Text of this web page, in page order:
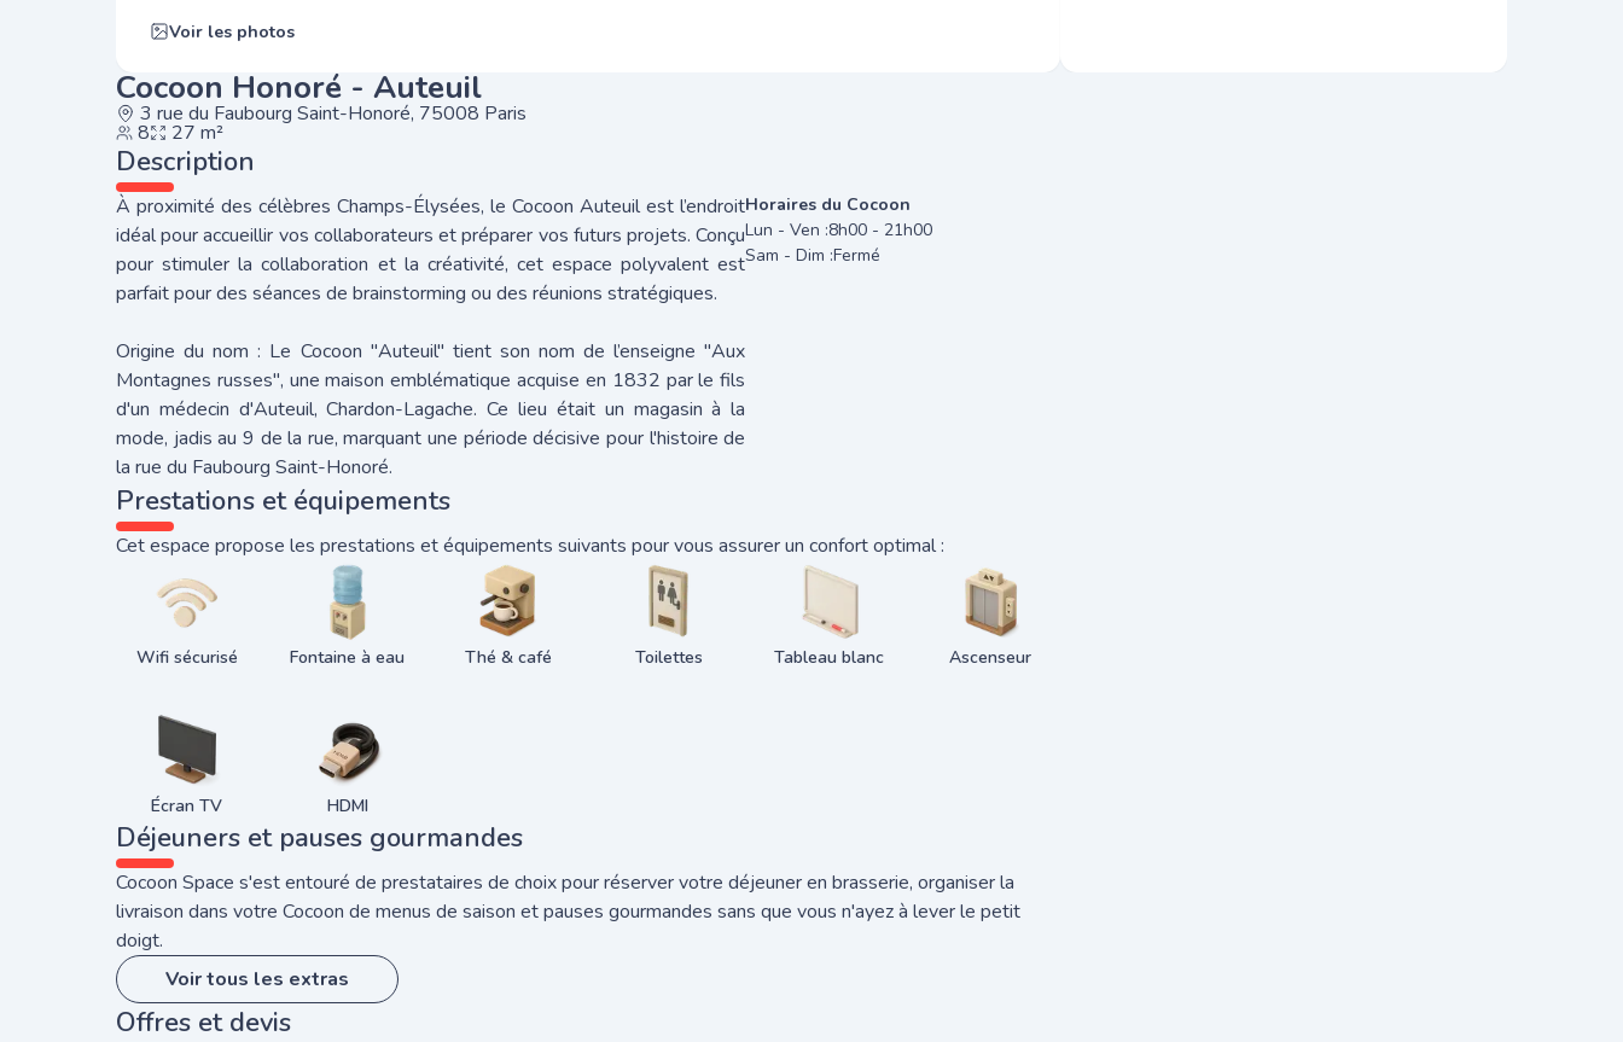
Voir les photos
Cocoon Honoré - Auteuil
3 rue du Faubourg Saint-Honoré, 75008 Paris
8 27 m²
Description
À proximité des célèbres Champs-Élysées, le Cocoon Auteuil est l’endroit
idéal pour accueillir vos collaborateurs et préparer vos futurs projets. Conçu
pour stimuler la collaboration et la créativité, cet espace polyvalent est
parfait pour des séances de brainstorming ou des réunions stratégiques.
Origine du nom : Le Cocoon "Auteuil" tient son nom de l’enseigne "Aux
Montagnes russes", une maison emblématique acquise en 1832 par le fils
d'un médecin d'Auteuil, Chardon-Lagache. Ce lieu était un magasin à la
mode, jadis au 9 de la rue, marquant une période décisive pour l'histoire de
la rue du Faubourg Saint-Honoré.
Horaires du Cocoon
Lun - Ven :8h00 - 21h00
Sam - Dim :Fermé
Prestations et équipements
Cet espace propose les prestations et équipements suivants pour vous assurer un confort optimal :
Wifi sécurisé Fontaine à eau Thé & café Toilettes Tableau blanc Ascenseur
Écran TV HDMI
Déjeuners et pauses gourmandes
Cocoon Space s'est entouré de prestataires de choix pour réserver votre déjeuner en brasserie, organiser la
livraison dans votre Cocoon de menus de saison et pauses gourmandes sans que vous n'ayez à lever le petit
doigt.
Voir tous les extras
Offres et devis